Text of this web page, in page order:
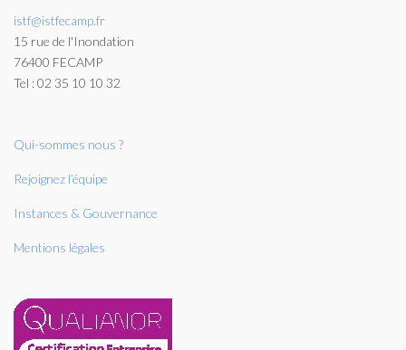
istf@istfecamp.fr
15 rue de l'Inondation
76400 FECAMP
Tel : 02 35 10 10 32
Qui-sommes nous ?
Rejoignez l’équipe
Instances & Gouvernance
Mentions légales